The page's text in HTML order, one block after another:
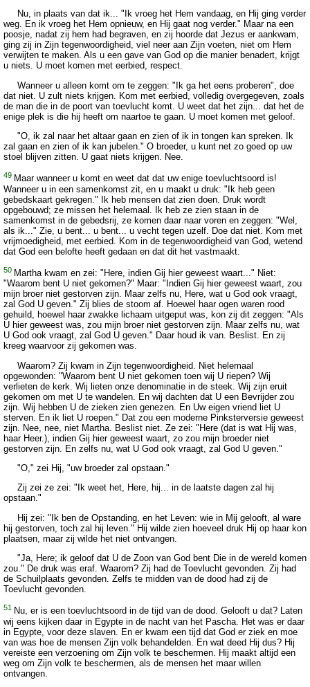
Nu, in plaats van dat ik... "Ik vroeg het Hem vandaag, en Hij ging verder
weg. En ik vroeg het Hem opnieuw, en Hij gaat nog verder." Maar na een
poosje, nadat zij hem had begraven, en zij hoorde dat Jezus er aankwam,
ging zij in Zijn tegenwoordigheid, viel neer aan Zijn voeten, niet om Hem
verwijten te maken. Als u een gave van God op die manier benadert, krijgt
u niets. U moet komen met eerbied, respect.
Wanneer u alleen komt om te zeggen: "Ik ga het eens proberen", doe
dat niet. U zult niets krijgen. Kom met eerbied, volledig overgegeven, zoals
de man die in de poort van toevlucht komt. U weet dat het zijn... dat het de
enige plek is die hij heeft om naartoe te gaan. U moet komen met geloof.
"O, ik zal naar het altaar gaan en zien of ik in tongen kan spreken. Ik
zal gaan en zien of ik kan jubelen." O broeder, u kunt net zo goed op uw
stoel blijven zitten. U gaat niets krijgen. Nee.
49 Maar wanneer u komt en weet dat dat uw enige toevluchtsoord is!
Wanneer u in een samenkomst zit, en u maakt u druk: "Ik heb geen
gebedskaart gekregen." Ik heb mensen dat zien doen. Druk wordt
opgebouwd; ze missen het helemaal. Ik heb ze zien staan in de
samenkomst in de gebedsrij, ze komen daar naar voren en zeggen: "Wel,
als ik..." Zie, u bent... u bent... u vecht tegen uzelf. Doe dat niet. Kom met
vrijmoedigheid, met eerbied. Kom in de tegenwoordigheid van God, wetend
dat God een belofte heeft gedaan en dat dit het vastmaakt.
50 Martha kwam en zei: "Here, indien Gij hier geweest waart..." Niet:
"Waarom bent U niet gekomen?" Maar: "Indien Gij hier geweest waart, zou
mijn broer niet gestorven zijn. Maar zelfs nu, Here, wat u God ook vraagt,
zal God U geven." Zij blies de stoom af. Hoewel haar ogen waren rood
gehuild, hoewel haar zwakke lichaam uitgeput was, kon zij dit zeggen: "Als
U hier geweest was, zou mijn broer niet gestorven zijn. Maar zelfs nu, wat
U God ook vraagt, zal God U geven." Daar houd ik van. Beslist. En zij
kreeg waarvoor zij gekomen was.
Waarom? Zij kwam in Zijn tegenwoordigheid. Niet helemaal
opgewonden: "Waarom bent U niet gekomen toen wij U riepen? Wij
verlieten de kerk. Wij lieten onze denominatie in de steek. Wij zijn eruit
gekomen om met U te wandelen. En wij dachten dat U een Bevrijder zou
zijn. Wij hebben U de zieken zien genezen. En Uw eigen vriend liet U
sterven. En ik liet U roepen." Dat zou een moderne Pinksterversie geweest
zijn. Nee, nee, niet Martha. Beslist niet. Ze zei: "Here (dat is wat Hij was,
haar Heer.), indien Gij hier geweest waart, zo zou mijn broeder niet
gestorven zijn. En zelfs nu, wat U God ook vraagt, zal God U geven."
"O," zei Hij, "uw broeder zal opstaan."
Zij zei ze zei: "Ik weet het, Here, hij... in de laatste dagen zal hij
opstaan."
Hij zei: "Ik ben de Opstanding, en het Leven: wie in Mij gelooft, al ware
hij gestorven, toch zal hij leven." Hij wilde zien hoeveel druk Hij op haar kon
plaatsen, maar zij wilde het niet ontvangen.
"Ja, Here; ik geloof dat U de Zoon van God bent Die in de wereld komen
zou." De druk was eraf. Waarom? Zij had de Toevlucht gevonden. Zij had
de Schuilplaats gevonden. Zelfs te midden van de dood had zij de
Toevlucht gevonden.
51 Nu, er is een toevluchtsoord in de tijd van de dood. Gelooft u dat? Laten
wij eens kijken daar in Egypte in de nacht van het Pascha. Het was er daar
in Egypte, voor deze slaven. En er kwam een tijd dat God er ziek en moe
van was hoe de mensen Zijn volk behandelden. En wat deed Hij dus? Hij
vereiste een verzoening om Zijn volk te beschermen. Hij maakt altijd een
weg om Zijn volk te beschermen, als de mensen het maar willen
ontvangen.